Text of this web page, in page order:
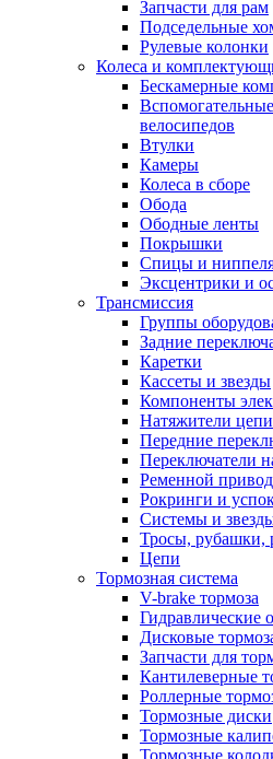
Запчасти для рам
Подседельные
Рулевые колонки
Колеса и
Бескамерные
велосипедов
Втулки
Камеры
Колеса в сборе
Обода
Ободные ленты
Покрышки
Спицы и
Эксцентрики и
Трансмиссия
Группы
Задние
Каретки
Кассеты и звезды
Компоненты
Натяжители цепи
Передние
Переключатели
Ременной привод
Рокринги и
Системы и
Тросы, рубашки,
Цепи
Тормозная система
V-brake тормоза
Гидравлические
Дисковые
Запчасти для
Кантилеверные
Роллерные
Тормозные диски
Тормозные
Тормозные